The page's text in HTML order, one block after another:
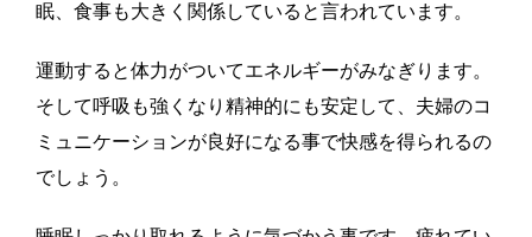
眠、食事も大きく関係していると言われています。
運動すると体力がついてエネルギーがみなぎります。
そして呼吸も強くなり精神的にも安定して、夫婦のコ
ミュニケーションが良好になる事で快感を得られるの
でしょう。